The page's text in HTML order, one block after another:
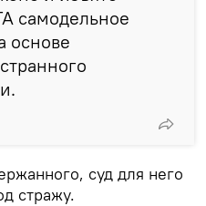
самодельное
основе
суд для него
стражу.